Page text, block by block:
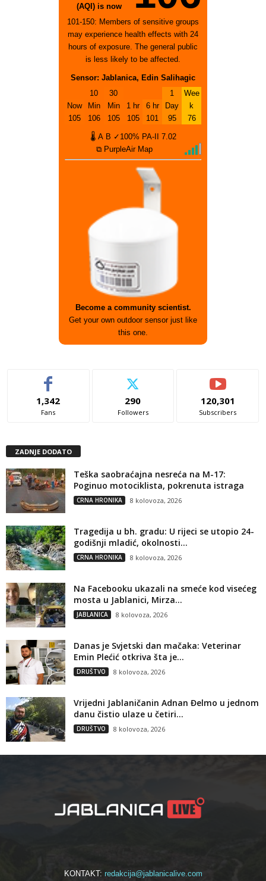
(AQI) is now
101-150: Members of sensitive groups
may experience health effects with 24
hours of exposure. The general public
is less likely to be affected.
Sensor: Jablanica, Edin Salihagic
Now
105
10
Min
106
30
Min
105
1 hr
105
6 hr
101
1
Day
95
Wee
k
76
🌡 A B ✓100% PA-II
7.02
⧉ PurpleAir Map
Become a community scientist.
Get your own outdoor sensor just like
this one.
1,342
Fans
290
Followers
120,301
Subscribers
ZADNJE DODATO
Teška saobraćajna nesreća na M-17:
Poginuo motociklista, pokrenuta istraga
CRNA HRONIKA 8 kolovoza, 2026
Tragedija u bh. gradu: U rijeci se utopio 24-
godišnji mladić, okolnosti...
CRNA HRONIKA 8 kolovoza, 2026
Na Facebooku ukazali na smeće kod visećeg
mosta u Jablanici, Mirza...
JABLANICA 8 kolovoza, 2026
Danas je Svjetski dan mačaka: Veterinar
Emin Plećić otkriva šta je...
DRUŠTVO 8 kolovoza, 2026
Vrijedni Jablaničanin Adnan Đelmo u jednom
danu čistio ulaze u četiri...
DRUŠTVO 8 kolovoza, 2026
KONTAKT: redakcija@jablanicalive.com